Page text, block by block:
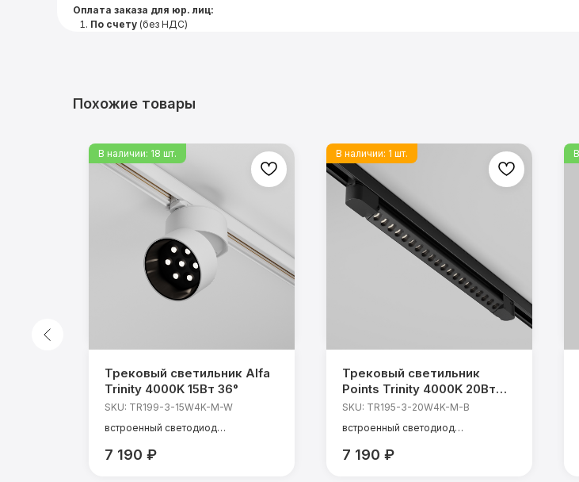
Оплата заказа для юр. лиц:
По счету (без НДС)
Похожие товары
Трековый светильник Alfa
Trinity 4000K 15Вт 36°
SKU: TR199-3-15W4K-M-W
встроенный светодиод
температура света: 4000 К
7 190 ₽
Трековый светильник
Points Trinity 4000K 20Вт
30°
SKU: TR195-3-20W4K-M-B
встроенный светодиод
температура света: 4000 К
7 190 ₽